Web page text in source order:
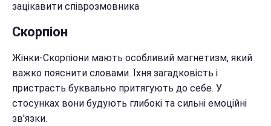
зацікавити співрозмовника
Скорпіон
Жінки-Скорпіони мають особливий магнетизм, який
важко пояснити словами. Їхня загадковість і
пристрасть буквально притягують до себе. У
стосунках вони будують глибокі та сильні емоційні
зв'язки.